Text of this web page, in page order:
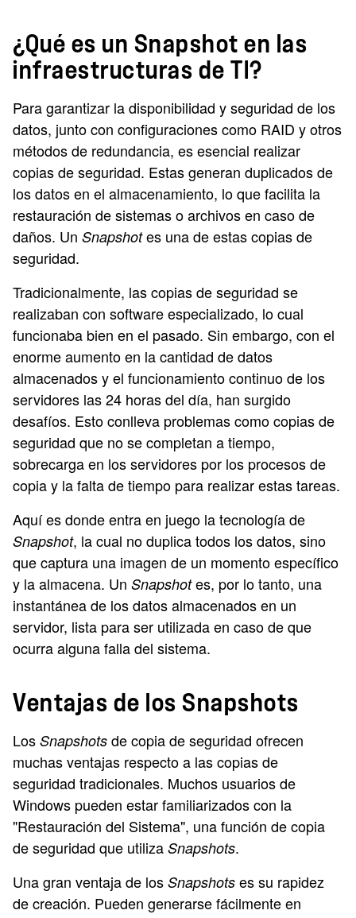
¿Qué es un Snapshot en las
infraestructuras de TI?
Para garantizar la disponibilidad y seguridad de los
datos, junto con configuraciones como RAID y otros
métodos de redundancia, es esencial realizar
copias de seguridad. Estas generan duplicados de
los datos en el almacenamiento, lo que facilita la
restauración de sistemas o archivos en caso de
daños. Un Snapshotes una de estas copias de
seguridad.
Tradicionalmente, las copias de seguridad se
realizaban con software especializado, lo cual
funcionaba bien en el pasado. Sin embargo, con el
enorme aumento en la cantidad de datos
almacenados y el funcionamiento continuo de los
servidores las 24 horas del día, han surgido
desafíos. Esto conlleva problemas como copias de
seguridad que no se completan a tiempo,
sobrecarga en los servidores por los procesos de
copia y la falta de tiempo para realizar estas tareas.
Aquí es donde entra en juego la tecnología de
Snapshot, la cual no duplica todos los datos, sino
que captura una imagen de un momento específico
y la almacena. Un Snapshotes, por lo tanto, una
instantánea de los datos almacenados en un
servidor, lista para ser utilizada en caso de que
ocurra alguna falla del sistema.
Ventajas de los Snapshots
Los Snapshots de copia de seguridad ofrecen
muchas ventajas respecto a las copias de
seguridad tradicionales. Muchos usuarios de
Windows pueden estar familiarizados con la
"Restauración del Sistema", una función de copia
de seguridad que utiliza Snapshots.
Una gran ventaja de los Snapshots es su rapidez
de creación. Pueden generarse fácilmente en